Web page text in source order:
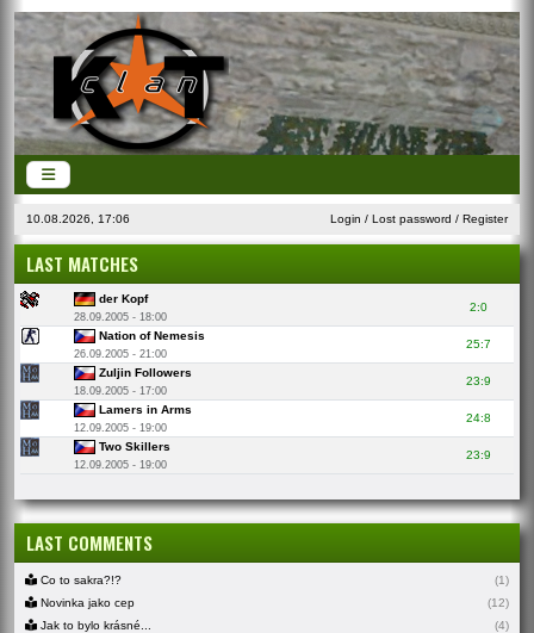
10.08.2026, 17:06 Login / Lost password / Register
LAST MATCHES
der Kopf
28.09.2005 - 18:00
2:0
Nation of Nemesis
26.09.2005 - 21:00
25:7
Zuljin Followers
18.09.2005 - 17:00
23:9
Lamers in Arms
12.09.2005 - 19:00
24:8
Two Skillers
12.09.2005 - 19:00
23:9
LAST COMMENTS
Co to sakra?!?
(1)
Novinka jako cep
(12)
Jak to bylo krásné...
(4)